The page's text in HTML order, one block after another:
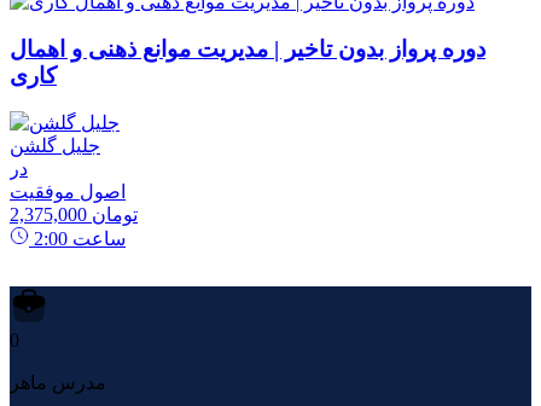
دوره پرواز بدون تاخیر | مدیریت موانع ذهنی و اهمال
کاری
جلیل گلشن
در
اصول موفقیت
2,375,000 تومان
2:00 ساعت
0
مدرس ماهر